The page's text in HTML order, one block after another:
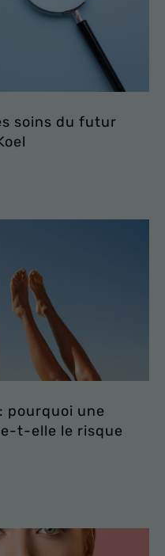
soins du futur
pourquoi une
t-elle le risque